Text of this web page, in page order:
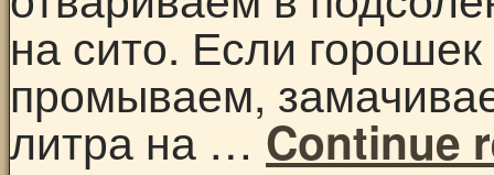
на сито. Если
промываем,
литра на …Continue